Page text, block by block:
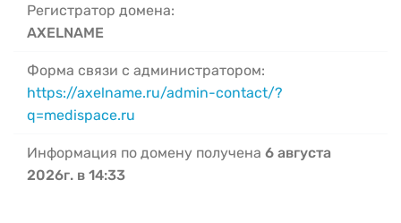
Регистратор домена:
AXELNAME
Форма связи с администратором:
https://axelname.ru/admin-contact/?
q=medispace.ru
Информация по домену получена 6 августа
2026г. в 14:33